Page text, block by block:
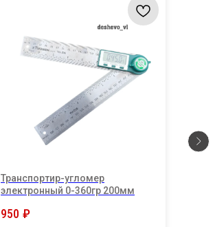
Транспортир-угломер
электронный 0-360гр 200мм
950 ₽